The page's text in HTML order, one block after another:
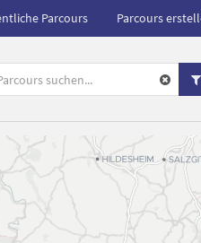
Parcours Parcours